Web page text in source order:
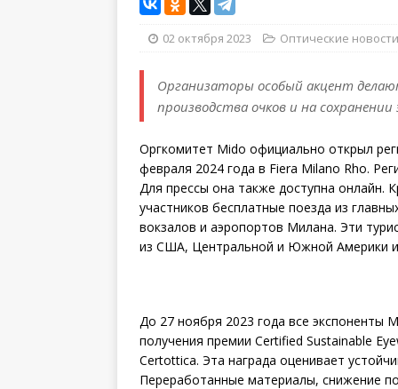
02 октября 2023 Оптические новости
Организаторы особый акцент
производства очков и на сохранении
Оргкомитет Mido официально открыл
февраля 2024 года в Fiera Milano Rho.
Для прессы она также доступна онлайн.
участников бесплатные поезда из
вокзалов и аэропортов Милана. Эти
из США, Центральной и Южной Америки и
До 27 ноября 2023 года все экспоненты
получения премии Certified Sustainable
Certottica. Эта награда оценивает
Переработанные материалы, снижение